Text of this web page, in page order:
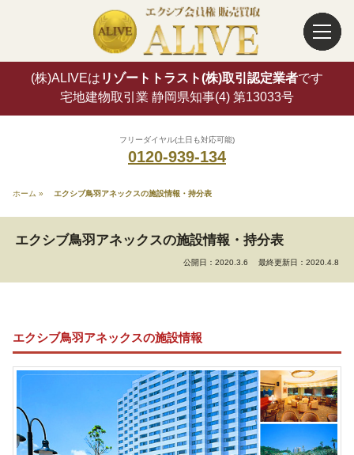
(株)ALIVEは リゾートトラスト(株)取引認定業者です
宅地建物取引業 静岡県知事(4) 第13033号
フリーダイヤル(土日も対応可能)
0120-939-134
ホーム » エクシブ鳥羽アネックスの施設情報・持分表
エクシブ鳥羽アネックスの施設情報・持分表
公開日：2020.3.6 最終更新日：2020.4.8
エクシブ鳥羽アネックスの施設情報